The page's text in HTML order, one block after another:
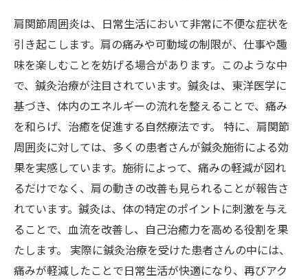
肩関節周囲炎は、日常生活において非常に不便な症状を
引き起こします。肩の痛みや可動域の制限が、仕事や趣
味を楽しむことを妨げる場合があります。このような中
で、鍼灸治療が注目されています。鍼灸は、東洋医学に
基づき、体内のエネルギーの流れを整えることで、痛み
を和らげ、治癒を促進する自然療法です。 特に、肩関節
周囲炎に対しては、多くの患者さんが鍼灸施術による効
果を実感しています。施術によって、痛みの軽減が図れ
るだけでなく、肩の動きの改善も見られることが報告さ
れています。鍼灸は、体の特定のポイントに刺激を与え
ることで、血流を改善し、自己治癒力を高める役割を果
たします。 実際に鍼灸治療を受けた患者さんの中には、
痛みが軽減したことで日常生活が快適になり、再びアク